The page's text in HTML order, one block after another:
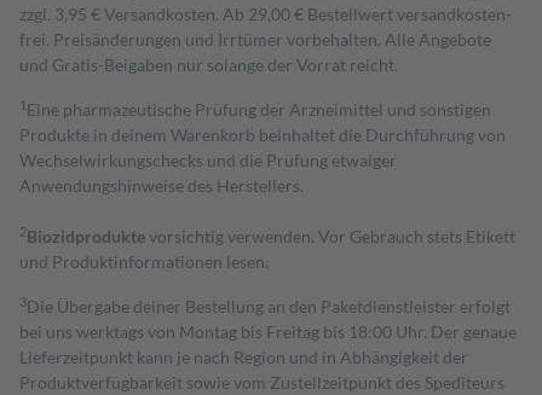
zzgl. 3,95 € Versandkosten. Ab 29,00 € Bestell­wert versand­kosten­
frei. Preisänderungen und Irrtümer vorbehalten. Alle Angebote
und Gratis-Beigaben nur solange der Vorrat reicht.
1 Eine pharmazeutische Prüfung der Arzneimittel und sonstigen
Produkte in deinem Warenkorb beinhaltet die Durchführung von
Wechselwirkungschecks und die Prüfung etwaiger
Anwendungshinweise des Herstellers.
2Biozidproduktevorsichtig verwenden. Vor Gebrauch stets Etikett
und Produktinformationen lesen.
3Die Übergabe deiner Bestellung an den Paketdienstleister erfolgt
bei uns werktags von Montag bis Freitag bis 18:00 Uhr. Der genaue
Lieferzeitpunkt kann je nach Region und in Abhängigkeit der
Produktverfügbarkeit sowie vom Zustellzeitpunkt des Spediteurs